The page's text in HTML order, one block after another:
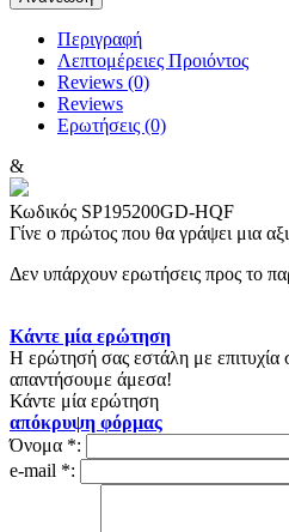
Περιγραφή
Λεπτομέρειες Προιόντος
Reviews (0)
Reviews
Ερωτήσεις (0)
&
Κωδικός SP195200GD-HQF
Γίνε ο πρώτος που θα γράψει μια
Δεν υπάρχουν ερωτήσεις προς το
Κάντε μία ερώτηση
Η ερώτησή σας εστάλη με
απαντήσουμε άμεσα!
Κάντε μία ερώτηση
απόκρυψη φόρμας
Όνομα *:
e-mail *: